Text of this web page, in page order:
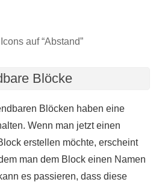
auf “Abstand”
Blöcke
Blöcken haben eine
Wenn man jetzt einen
erstellen möchte, erscheint
man dem Block einen Namen
es passieren, dass diese